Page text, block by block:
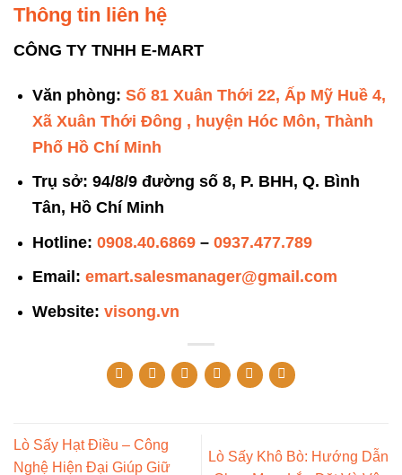
Thông tin liên hệ
CÔNG TY TNHH E-MART
Văn phòng: Số 81 Xuân Thới 22, Ấp Mỹ Huề 4,
Xã Xuân Thới Đông , huyện Hóc Môn, Thành
Phố Hồ Chí Minh
Trụ sở: 94/8/9 đường số 8, P. BHH, Q. Bình
Tân, Hồ Chí Minh
Hotline: 0908.40.6869– 0937.477.789
Email: emart.salesmanager@gmail.com
Website: visong.vn
Lò Sấy Hạt Điều – Công
Nghệ Hiện Đại Giúp Giữ
Lò Sấy Khô Bò: Hướng Dẫn